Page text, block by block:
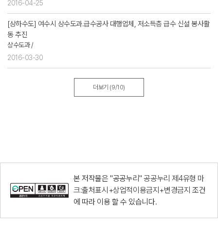
2016-04-25
[상하수도] 여수시 상수도과․급수공사 대행업체, 저소득층 급수 신설 봉사활
동 추진
상수도과 /
2016-03-30
더보기 (9/10)
본 저작물은 "공공누리"공공누리 제4유형 마
크:출처표시+상업적이용금지+변경금지 조건
에 따라 이용 할 수 있습니다.